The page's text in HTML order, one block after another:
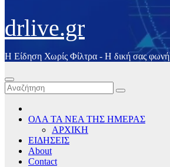
drlive.gr
Η Είδηση Χωρίς Φίλτρα - H δική σας φωνή
ΟΛΑ ΤΑ ΝΕΑ ΤΗΣ ΗΜΕΡΑΣ
ΑΡΧΙΚΗ
ΕΙΔΗΣΕΙΣ
About
Contact